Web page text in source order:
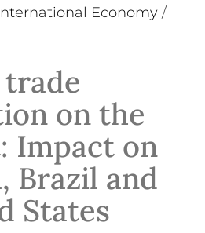
Economy /
on the
Impact on
Brazil and
States